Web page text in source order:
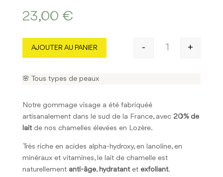
23,00 €
- +
AJOUTER AU PANIER
🌸 Tous types de peaux
Notre gommage visage a été fabriquéé
artisanalement dans le sud de la France, avec 20% de
laitde nos chamelles élevées en Lozère.
Très riche en acides alpha-hydroxy, en lanoline, en
minéraux et vitamines, le lait de chamelle est
naturellement anti-âge, hydratantet exfoliant.